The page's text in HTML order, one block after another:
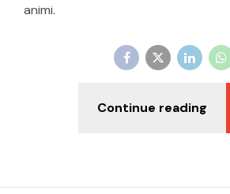
animi.
Continue reading